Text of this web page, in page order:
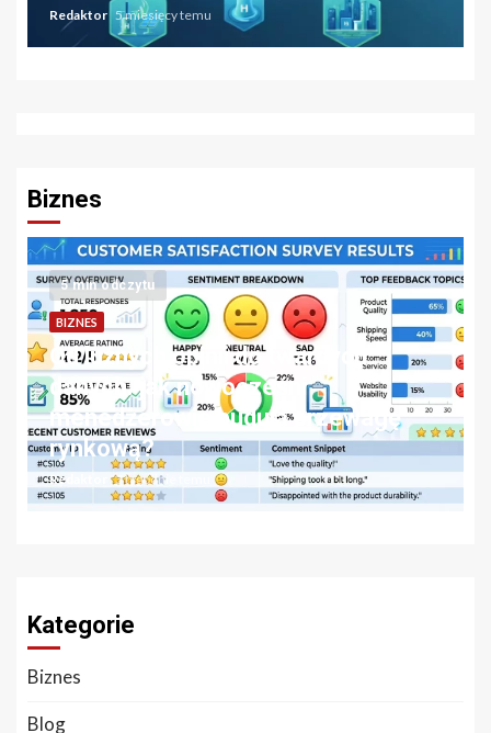
Redaktor 5 miesięcy temu
Biznes
5 min odczytu
BIZNES
Od luźnych opinii do twardych
danych. jak nowocześni
menedżerowie budują przewagę
rynkową?
Redaktor 3 tygodnie temu
Kategorie
Biznes
Blog